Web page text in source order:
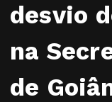
desvio
na
de